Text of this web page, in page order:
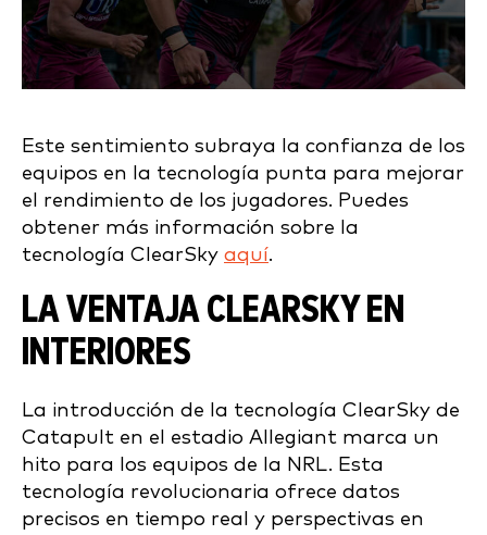
Este sentimiento subraya la confianza de los
equipos en la tecnología punta para mejorar
el rendimiento de los jugadores. Puedes
obtener más información sobre la
tecnología ClearSky aquí.
LA VENTAJA CLEARSKY EN
INTERIORES
La introducción de la tecnología ClearSky de
Catapult en el estadio Allegiant marca un
hito para los equipos de la NRL. Esta
tecnología revolucionaria ofrece datos
precisos en tiempo real y perspectivas en